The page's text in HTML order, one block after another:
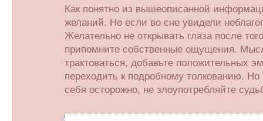
Как понятно из вышеописанной
желаний. Но если во сне увидели
Желательно не открывать глаза после
припомните собственные ощущения.
трактоваться, добавьте положительных
переходить к подробному толкованию.
себя осторожно, не злоупотребляйте